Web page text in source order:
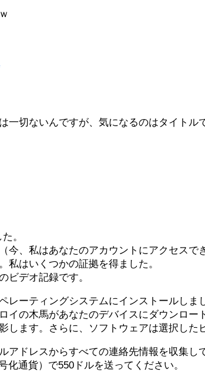
切ないんですが、気になるのはタイトル
。
、私はあなたのアカウントにアクセスで
はいくつかの証拠を得ました。
ビデオ記録です。
ーティングシステムにインストールしま
の木馬があなたのデバイスにダウンロー
ます。さらに、ソフトウェアは選択した
ドレスからすべての連絡先情報を収集し
通貨）で550ドルを送ってください。